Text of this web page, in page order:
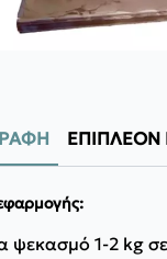
ψεκασμό 1-2 kg